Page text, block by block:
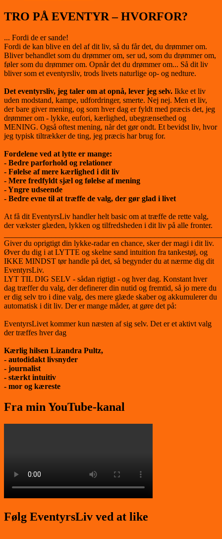
TRO PÅ EVENTYR – HVORFOR?
... Fordi de er sande!
Fordi de kan blive en del af dit liv, så du får det, du drømmer om.
Bliver behandlet som du drømmer om, ser ud, som du drømmer om,
føler som du drømmer om. Opnår det du drømmer om... Så dit liv
bliver som et eventyrsliv, trods livets naturlige op- og nedture.
Det eventyrsliv, jeg taler om at opnå, lever jeg selv. Ikke et liv
uden modstand, kampe, udfordringer, smerte. Nej nej. Men et liv,
der bare giver mening, og som hver dag er fyldt med præcis det, jeg
drømmer om - lykke, eufori, kærlighed, ubegrænsethed og
MENING. Også oftest mening, når det gør ondt. Et bevidst liv, hvor
jeg typisk tiltrækker de ting, jeg præcis har brug for.
Fordelene ved at lytte er mange:
- Bedre parforhold og relationer
- Følelse af mere kærlighed i dit liv
- Mere fredfyldt sjæl og følelse af mening
- Yngre udseende
- Bedre evne til at træffe de valg, der gør glad i livet
At få dit EventyrsLiv handler helt basic om at træffe de rette valg,
der vækster glæden, lykken og tilfredsheden i dit liv på alle fronter.
Giver du oprigtigt din lykke-radar en chance, sker der magi i dit liv.
Øver du dig i at LYTTE og skelne sand intuition fra tankestøj, og
IKKE MINDST tør handle på det, så begynder du at nærme dig dit
EventyrsLiv.
LYT TIL DIG SELV - sådan rigtigt - og hver dag. Konstant hver
dag træffer du valg, der definerer din nutid og fremtid, så jo mere du
er dig selv tro i dine valg, des mere glæde skaber og akkumulerer du
automatisk i dit liv. Der er mange måder, at gøre det på:
EventyrsLivet kommer kun næsten af sig selv. Det er et aktivt valg
der træffes hver dag
Kærlig hilsen Lizandra Pultz,
- autodidakt livsnyder
- journalist
- stærkt intuitiv
- mor og kæreste
Fra min YouTube-kanal
Følg EventyrsLiv ved at like